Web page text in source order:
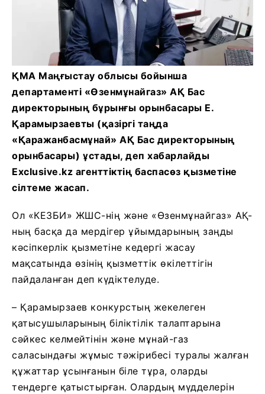
ҚМА Маңғыстау облысы бойынша
департаменті «Өзенмұнайгаз» АҚ Бас
директорының бұрынғы орынбасары Е.
Қарамырзаевты (қазіргі таңда
«Қаражанбасмұнай» АҚ Бас директорының
орынбасары) ұстады, деп хабарлайды
Exclusive.kz агенттіктің баспасөз қызметіне
сілтеме жасап.
Ол «КЕЗБИ» ЖШС-нің және «Өзенмұнайгаз» АҚ-
ның басқа да мердігер ұйымдарының заңды
кәсіпкерлік қызметіне кедергі жасау
мақсатында өзінің қызметтік өкілеттігін
пайдаланған деп күдіктелуде.
– Қарамырзаев конкурстың жекелеген
қатысушыларының біліктілік талаптарына
сәйкес келмейтінін және мұнай-газ
саласындағы жұмыс тәжірибесі туралы жалған
құжаттар ұсынғанын біле тұра, оларды
тендерге қатыстырған. Олардың мүдделерін